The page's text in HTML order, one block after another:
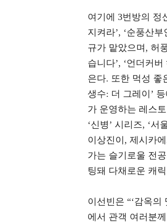
여기에 3번방의 정
지켜라’, ‘순풍산
규가 맡았으며, 허
습니다’, ‘언더커
은다. 또한 먹성 좋
생수: 더 그레이’
가 운영하는 레스
‘신병’ 시리즈, ‘
이상진이, 제시카
가는 슬기로울 전
팅돼 다채로운 캐
이선빈은 “‘감옥
에서 관객 여러분